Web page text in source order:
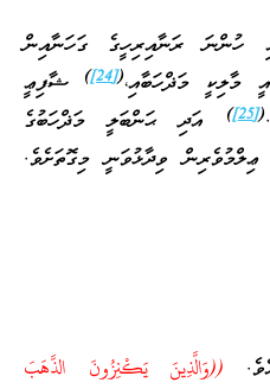
ހުންނަ ރަނާއިރިހީގެ ގަހަނާއިން
މާލިކީ މަޛްހަބާއި،(
[24]
)
ޝާފިޢީ
(
[25]
)
އަދި ޙަންބަލީ މަޛްހަބުގެ
ވިދާޅުވަނީ މިގޮތަށެވެ.
((وَالَّذِينَ يَكْنِزُونَ الذَّهَبَ